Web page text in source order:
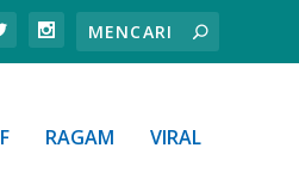
RAGAM VIRAL